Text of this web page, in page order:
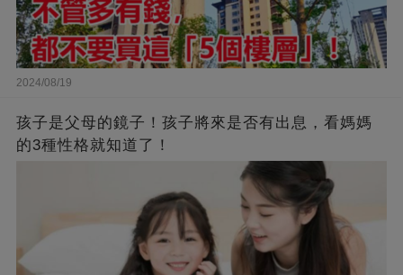
2024/08/19
孩子是父母的鏡子！孩子將來是否有出息，看媽媽
的3種性格就知道了！